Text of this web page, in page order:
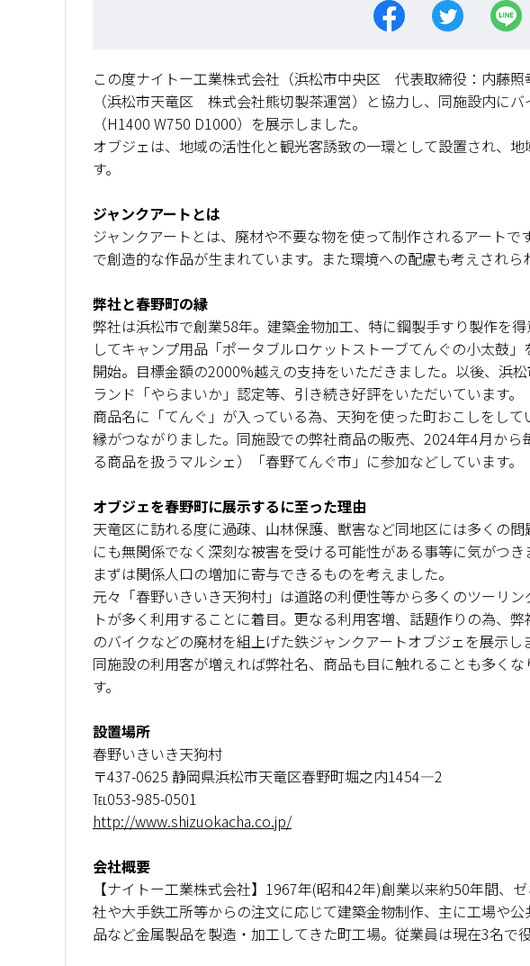
この度ナイトー工業株式会社（浜松市中央区 代表取締役：内藤照
（浜松市天竜区 株式会社熊切製茶運営）と協力し、同施設内にバ
（H1400 W750 D1000）を展示しました。
オブジェは、地域の活性化と観光客誘致の一環として設置され、
す。
ジャンクアートとは
ジャンクアートとは、廃材や不要な物を使って制作されるアート
で創造的な作品が生まれています。また環境への配慮も考えされら
弊社と春野町の縁
弊社は浜松市で創業58年。建築金物加工、特に鋼製手すり製作を
してキャンプ用品「ポータブルロケットストーブてんぐの小太鼓
開始。目標金額の2000%越えの支持をいただきました。以後、浜
ランド「やらまいか」認定等、引き続き好評をいただいています。
商品名に「てんぐ」が入っている為、天狗を使った町おこしをし
縁がつながりました。同施設での弊社商品の販売、2024年4月か
る商品を扱うマルシェ）「春野てんぐ市」に参加などしています。
オブジェを春野町に展示するに至った理由
天竜区に訪れる度に過疎、山林保護、獣害など同地区には多くの
にも無関係でなく深刻な被害を受ける可能性がある事等に気がつき
まずは関係人口の増加に寄与できるものを考えました。
元々「春野いきいき天狗村」は道路の利便性等から多くのツーリ
トが多く利用することに着目。更なる利用客増、話題作りの為、
のバイクなどの廃材を組上げた鉄ジャンクアートオブジェを展示し
同施設の利用客が増えれば弊社名、商品も目に触れることも多く
す。
設置場所
春野いきいき天狗村
〒437-0625 静岡県浜松市天竜区春野町堀之内1454―2
℡053-985-0501
http://www.shizuokacha.co.jp/
会社概要
【ナイトー工業株式会社】1967年(昭和42年)創業以来約50年間、
社や大手鉄工所等からの注文に応じて建築金物制作、主に工場や
品など金属製品を製造・加工してきた町工場。従業員は現在3名で